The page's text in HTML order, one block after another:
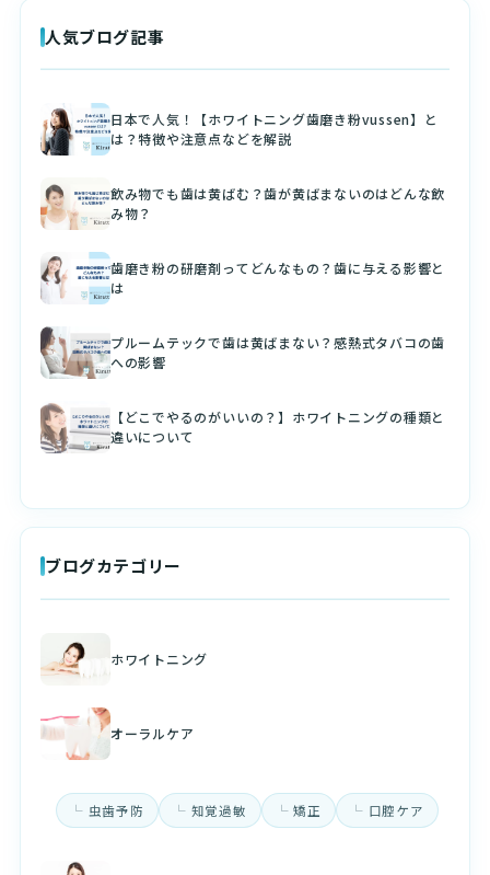
人気ブログ記事
日本で人気！【ホワイトニング歯磨き粉vussen】と
は？特徴や注意点などを解説
飲み物でも歯は黄ばむ？歯が黄ばまないのはどんな飲
み物？
歯磨き粉の研磨剤ってどんなもの？歯に与える影響と
は
プルームテックで歯は黄ばまない？感熱式タバコの歯
への影響
【どこでやるのがいいの？】ホワイトニングの種類と
違いについて
ブログカテゴリー
ホワイトニング
オーラルケア
虫歯予防 知覚過敏 矯正 口腔ケア